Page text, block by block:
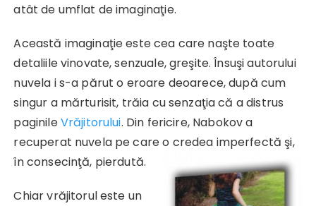
atât de umflat de imaginaţie.
Această imaginaţie este cea care naşte toate
detaliile vinovate, senzuale, greşite. Însuşi autorului
nuvela i s-a părut o eroare deoarece, după cum
singur a mărturisit, trăia cu senzaţia că a distrus
paginileVrăjitorului. Din fericire, Nabokov a
recuperat nuvela pe care o credea imperfectă şi,
în consecinţă, pierdută.
Chiar vrăjitorul este un